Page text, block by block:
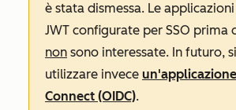
è stata dismessa. Le
JWT configurate per SSO prima
non sono interessate. In futuro,
utilizzare invece
Connect (OIDC).